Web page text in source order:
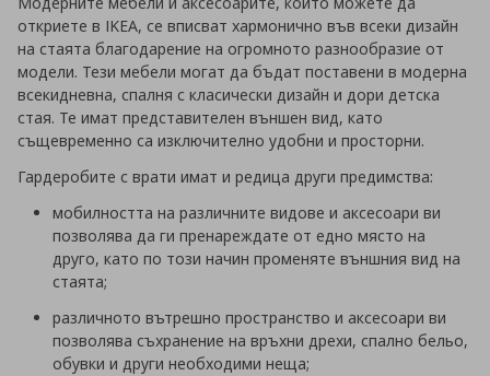
откриете в IKEA, се вписват хармонично във всеки дизайн
на стаята благодарение на огромното разнообразие от
модели. Тези мебели могат да бъдат поставени в модерна
всекидневна, спалня с класически дизайн и дори детска
стая. Те имат представителен външен вид, като
същевременно са изключително удобни и просторни.
Гардеробите с врати имат и редица други предимства:
мобилността на различните видове и аксесоари ви
позволява да ги пренареждате от едно място на
друго, като по този начин променяте външния вид на
стаята;
различното вътрешно пространство и аксесоари ви
позволява съхранение на връхни дрехи, спално бельо,
обувки и други необходими неща;